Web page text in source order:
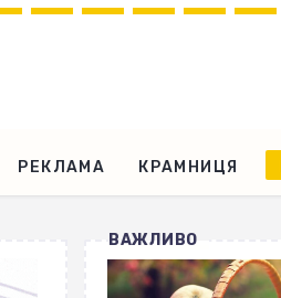
РЕКЛАМА КРАМНИЦЯ
ВАЖЛИВО